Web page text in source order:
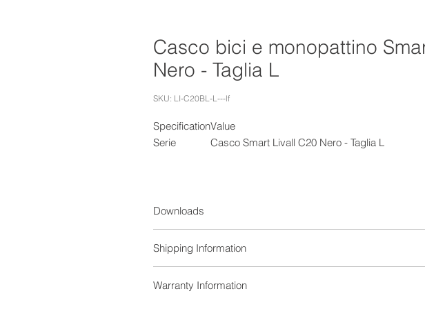
Casco bici e monopattino
Nero - Taglia L
SKU: LI-C20BL-L---lf
SpecificationValue
Serie
Casco Smart Livall C20 Nero - Taglia L
Downloads
Title
Shipping Information
Weight (kg)
Warranty Information